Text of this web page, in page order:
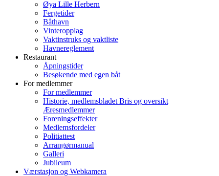
Øya Lille Herbern
Fergetider
Båthavn
Vinteropplag
Vaktinstruks og vaktliste
Havnereglement
Restaurant
Åpningstider
Besøkende med egen båt
For medlemmer
For medlemmer
Historie, medlemsbladet Bris og oversikt
Æresmedlemmer
Foreningseffekter
Medlemsfordeler
Politiattest
Arrangørmanual
Galleri
Jubileum
Værstasjon og Webkamera